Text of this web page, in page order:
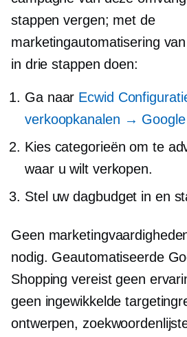
stappen vergen; met de
marketingautomatisering
in drie stappen doen:
Ga naar Ecwid
verkoopkanalen → Google
Kies categorieën om te
waar u wilt verkopen.
Stel uw dagbudget in en
Geen
nodig. Geautomatiseerde
Shopping vereist geen
geen ingewikkelde
ontwerpen,